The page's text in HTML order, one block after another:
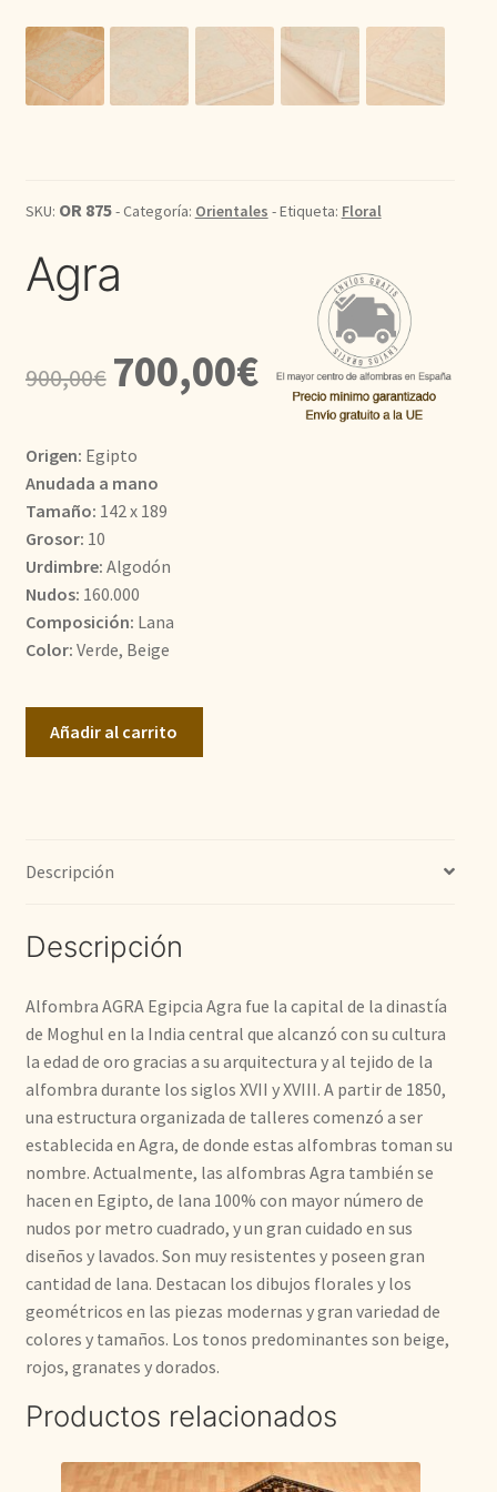
Kilim
Redondas
Seda
Pasillo
SKU: OR 875- Categoría: Orientales - Etiqueta: Floral
Agra
900,00€
El
precio
era:
900,00€.
700,00€El
precio
Origen: Egipto
Anudada a mano
Tamaño: 142 x 189
Grosor: 10
Urdimbre: Algodón
Nudos: 160.000
Composición: Lana
Color: Verde, Beige
Añadir al carrito
Descripción
Descripción
Alfombra AGRA Egipcia Agra fue la capital de la dinastía
de Moghul en la India central que alcanzó con su cultura
la edad de oro gracias a su arquitectura y al tejido de la
alfombra durante los siglos XVII y XVIII. A partir de 1850,
una estructura organizada de talleres comenzó a ser
establecida en Agra, de donde estas alfombras toman su
nombre. Actualmente, las alfombras Agra también se
hacen en Egipto, de lana 100% con mayor número de
nudos por metro cuadrado, y un gran cuidado en sus
diseños y lavados. Son muy resistentes y poseen gran
cantidad de lana. Destacan los dibujos florales y los
geométricos en las piezas modernas y gran variedad de
colores y tamaños. Los tonos predominantes son beige,
rojos, granates y dorados.
Productos relacionados